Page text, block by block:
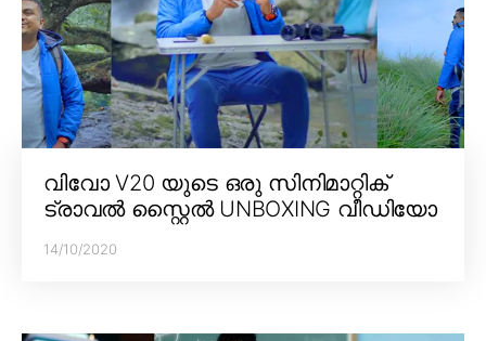
വിവോ V20 യുടെ ഒരു സിനിമാറ്റിക്
ട്രാവൽ സ്റ്റൈൽ UNBOXING വീഡിയോ
14/10/2020